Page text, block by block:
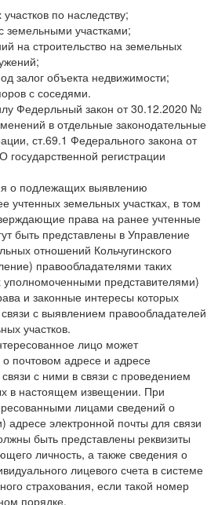
по наследству;
земельными участками;
на строительство на земельных
залог объекта недвижимости;
с соседями.
Федерльный закон от 30.12.2020 №
в отдельные законодательные
ст.69.1 Федерального закона от
регистрации
о подлежащих выявлению
учтенных земельных участках, в том
права на ранее учтенные
быть представлены в Управление
отношений Кольчугинского
правообладателями таких
уполномоченными представителями)
и законные интересы которых
с выявлением правообладателей
участков.
лицо может
о почтовом адресе и адресе
с ними в связи с проведением
в настоящем извещении. При
лицами сведений о
адресе электронной почты для связи
быть представлены реквизиты
личность, а также сведения о
лицевого счета в системе
страхования, если такой номер
порядке.